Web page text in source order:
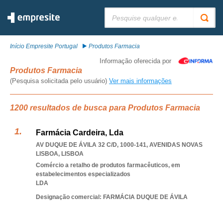
Início Empresite Portugal Produtos Farmacia
Informação oferecida por
Produtos Farmacia
(Pesquisa solicitada pelo usuário) Ver mais informações
1200 resultados de busca para Produtos Farmacia
Farmácia Cardeira, Lda
AV DUQUE DE ÁVILA 32 C/D, 1000-141, AVENIDAS NOVAS
LISBOA, LISBOA
Comércio a retalho de produtos farmacêuticos, em
estabelecimentos especializados
LDA
Designação comercial: FARMÁCIA DUQUE DE ÁVILA